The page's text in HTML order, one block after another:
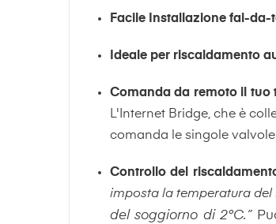
Facile Installazione fai-da-
Ideale per riscaldamento
Comanda da remoto il tuo
L'Internet Bridge, che è
comanda le singole
Controllo del
imposta la temperatura del
del soggiorno di 2°C.”